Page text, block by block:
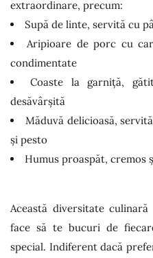
extraordinare, precum:
Supă de linte, servită cu
Aripioare de porc cu
condimentate
Coaste la garniță,
desăvârșită
Măduvă delicioasă,
și pesto
Humus proaspăt, cremos
Această diversitate
face să te bucuri de
special. Indiferent dacă